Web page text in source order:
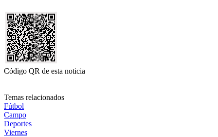
Código QR de esta noticia
Temas relacionados
Fútbol
Campo
Deportes
Viernes